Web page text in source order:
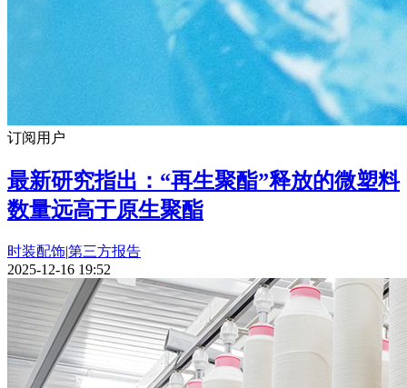
订阅用户
最新研究指出：“再生聚酯”释放的微塑料
数量远高于原生聚酯
时装配饰|第三方报告
2025-12-16 19:52